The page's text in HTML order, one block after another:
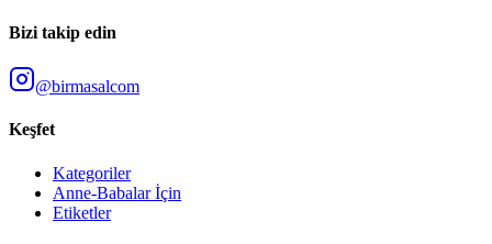
Bizi takip edin
@birmasalcom
Keşfet
Kategoriler
Anne-Babalar İçin
Etiketler